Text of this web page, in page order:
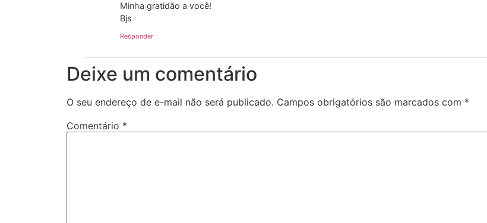
Minha gratidão a você!
Bjs
Responder
Deixe um comentário
O seu endereço de e-mail não será publicado. Campos obrigatórios são marcados com *
Comentário *